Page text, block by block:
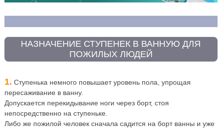
НАЗНАЧЕНИЕ СТУПЕНЕК В ВАННУЮ ДЛЯ
ПОЖИЛЫХ ЛЮДЕЙ
1. Ступенька немного повышает уровень пола, упрощая
пересаживание в ванну.
Допускается перекидывание ноги через борт, стоя
непосредственно на ступеньке.
Либо же пожилой человек сначала садится на борт ванны и уже